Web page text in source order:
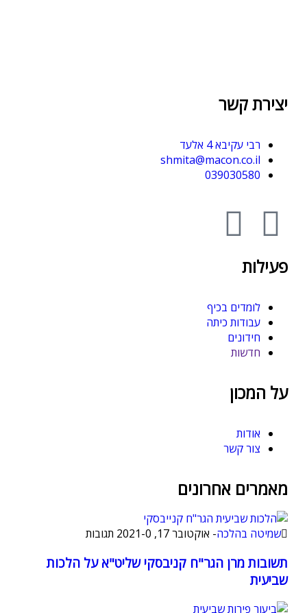
יצירת קשר
רבי עקיבא 4 אלעד
shmita@macon.co.il
039030580
פעילות
לומדים בכיף
עבודות כיתה
חידונים
חדשות
על המכון
אודות
צור קשר
מאמרים אחרונים
שמיטה בהלכה- אוקטובר 17, 2021 -0 תגובות
תשובות מרן הגר"ח קניבסקי שליט"א על הלכות
שביעית